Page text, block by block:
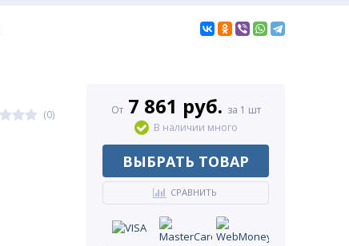
(0)
От7 861 руб. за 1 шт
В наличии много
ВЫБРАТЬ ТОВАР
СРАВНИТЬ